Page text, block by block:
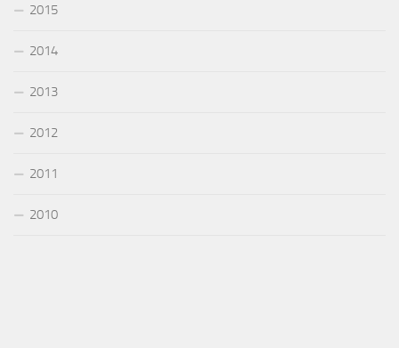
2015
2014
2013
2012
2011
2010